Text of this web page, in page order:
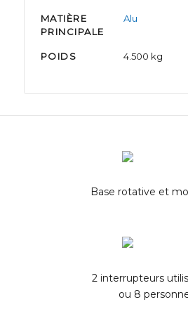
MATIÈRE
PRINCIPALE
Alu
POIDS 4.500 kg
Base rotative et
2 interrupteurs
ou 8